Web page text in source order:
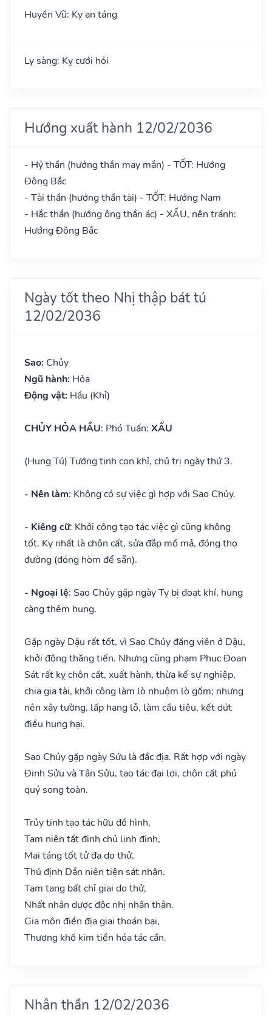
Huyền Vũ: Kỵ an táng
Ly sàng: Kỵ cưới hỏi
Hướng xuất hành 12/02/2036
- Hỷ thần (hướng thần may mắn) - TỐT: Hướng
Đông Bắc
- Tài thần (hướng thần tài) - TỐT: Hướng Nam
- Hắc thần (hướng ông thần ác) - XẤU, nên tránh:
Hướng Đông Bắc
Ngày tốt theo Nhị thập bát tú
12/02/2036
Sao: Chủy
Ngũ hành: Hỏa
Động vật: Hầu (Khỉ)
CHỦY HỎA HẦU: Phó Tuấn: XẤU
(Hung Tú) Tướng tinh con khỉ, chủ trị ngày thứ 3.
- Nên làm: Không có sự việc gì hợp với Sao Chủy.
- Kiêng cữ: Khởi công tạo tác việc gì cũng không
tốt. Kỵ nhất là chôn cất, sửa đắp mồ mả, đóng thọ
đường (đóng hòm để sẵn).
- Ngoại lệ: Sao Chủy gặp ngày Tỵ bị đoạt khí, hung
càng thêm hung.
Gặp ngày Dậu rất tốt, vì Sao Chủy đăng viên ở Dậu,
khởi động thăng tiến. Nhưng cũng phạm Phục Đoạn
Sát rất kỵ chôn cất, xuất hành, thừa kế sự nghiệp,
chia gia tài, khởi công làm lò nhuộm lò gốm; nhưng
nên xây tường, lấp hang lỗ, làm cầu tiêu, kết dứt
điều hung hại.
Sao Chủy gặp ngày Sửu là đắc địa. Rất hợp với ngày
Đinh Sửu và Tân Sửu, tạo tác đại lợi, chôn cất phú
quý song toàn.
Trủy tinh tạo tác hữu đồ hình,
Tam niên tất đinh chủ linh đinh,
Mai táng tốt tử đa do thử,
Thủ định Dần niên tiện sát nhân.
Tam tang bất chỉ giai do thử,
Nhất nhân dược độc nhị nhân thân.
Gia môn điền địa giai thoán bại,
Thương khố kim tiền hóa tác cần.
Nhân thần 12/02/2036